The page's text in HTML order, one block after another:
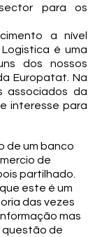
para os
a nível
é uma
dos nossos
Europatat. Na
associados da
interesse para
de um banco
de
partilhado.
este é um
das vezes
mas
questão de